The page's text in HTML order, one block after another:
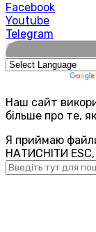
Facebook
Youtube
Telegram
🌍
Наш сайт
більше про те,
Я приймаю
НАТИСНІТИ